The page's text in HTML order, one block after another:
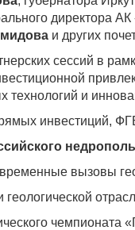
директора
и других
сессий в
и
инвестиций,
вызовы
чемпионата